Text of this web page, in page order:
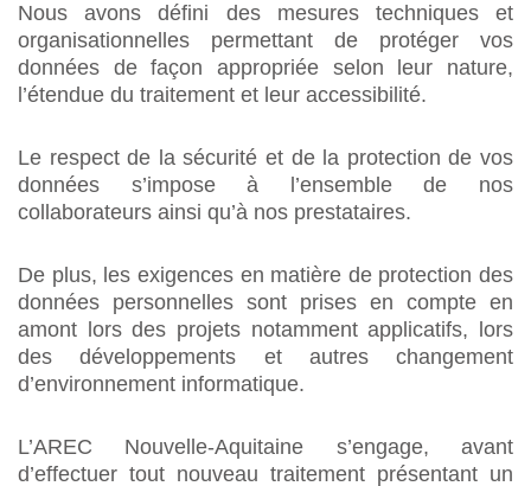
Nous avons défini des mesures techniques et
organisationnelles permettant de protéger vos
données de façon appropriée selon leur nature,
l’étendue du traitement et leur accessibilité.
Le respect de la sécurité et de la protection de vos
données s’impose à l’ensemble de nos
collaborateurs ainsi qu’à nos prestataires.
De plus, les exigences en matière de protection des
données personnelles sont prises en compte en
amont lors des projets notamment applicatifs, lors
des développements et autres changement
d’environnement informatique.
L’AREC Nouvelle-Aquitaine s’engage, avant
d’effectuer tout nouveau traitement présentant un